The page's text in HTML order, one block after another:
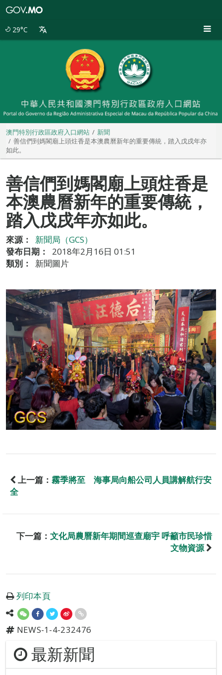
29°C
澳門特別行政區政府入口網站
新聞
善信們到媽閣廟上頭炷香是本澳農曆新年的重要傳統，踏入戊戌年亦
如此。
善信們到媽閣廟上頭炷香是
本澳農曆新年的重要傳統，
踏入戊戌年亦如此。
來源：
新聞局（GCS）
發布日期：
2018年2月16日 01:51
類別：
新聞圖片
上一篇： 霧季將至 海事局向船公司人員講解航行安
全
下一篇： 文化局農曆新年期間巡查廟宇 呼籲市民珍惜
文物資源
列印本頁
NEWS-1-4-232476
最新新聞